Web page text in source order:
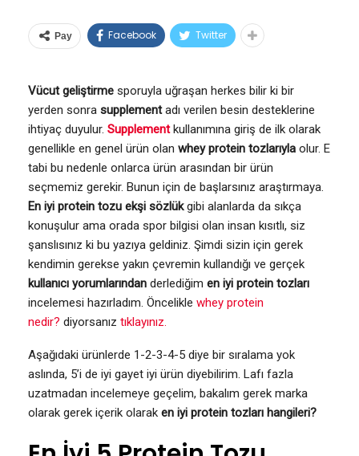
Pay Facebook Twitter
Vücut geliştirme sporuyla uğraşan herkes bilir ki bir
yerden sonra supplementadı verilen besin desteklerine
ihtiyaç duyulur. Supplementkullanımına giriş de ilk olarak
genellikle en genel ürün olan whey protein tozlarıyla olur. E
tabi bu nedenle onlarca ürün arasından bir ürün
seçmemiz gerekir. Bunun için de başlarsınız araştırmaya.
En iyi protein tozu ekşi sözlükgibi alanlarda da sıkça
konuşulur ama orada spor bilgisi olan insan kısıtlı, siz
şanslısınız ki bu yazıya geldiniz. Şimdi sizin için gerek
kendimin gerekse yakın çevremin kullandığı ve gerçek
kullanıcı yorumlarından derlediğim en iyi protein tozları
incelemesi hazırladım. Öncelikle whey protein
nedir? diyorsanız tıklayınız.
Aşağıdaki ürünlerde 1-2-3-4-5 diye bir sıralama yok
aslında, 5’i de iyi gayet iyi ürün diyebilirim. Lafı fazla
uzatmadan incelemeye geçelim, bakalım gerek marka
olarak gerek içerik olarak en iyi protein tozları hangileri?